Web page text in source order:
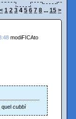
< 1 2 3 4 5 6 7 8 ... 15 >
modiFICAto
quel cubbì